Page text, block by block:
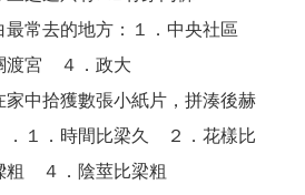
最常去的地方：１．中央社區
渡宮 ４．政大
家中拾獲數張小紙片，拼湊後赫
．１．時間比梁久 ２．花樣比
４．陰莖比梁粗